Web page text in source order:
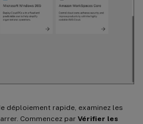
déploiement rapide, examinez les
Commencez par Vérifier les